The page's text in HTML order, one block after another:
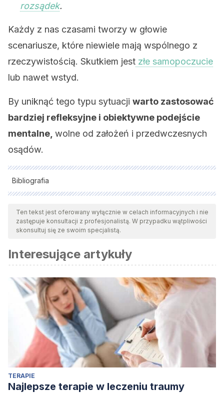
rozsądek.
Każdy z nas czasami tworzy w głowie
scenariusze, które niewiele mają wspólnego z
rzeczywistością. Skutkiem jest złe samopoczucie
lub nawet wstyd.
By uniknąć tego typu sytuacji warto zastosować
bardziej refleksyjne i obiektywne podejście
mentalne, wolne od założeń i przedwczesnych
osądów.
Bibliografia
Wszystkie cytowane źródła zostały gruntownie
przeanalizowane przez nasz zespół w celu zapewnienia ich
jakości, wiarygodności, aktualności i ważności. Bibliografia
względem naukowym lub akademickim.
Argyris Chris, Senge Peter (2006)The Fifth Discipline: The
Art & Practice of The Learning Organization. Doubleda
Ten tekst jest oferowany wyłącznie w celach informacyjnych i nie
zastępuje konsultacji z profesjonalistą. W przypadku wątpliwości
skonsultuj się ze swoim specjalistą.
Interesujące artykuły
TERAPIE
Najlepsze terapie w leczeniu traumy